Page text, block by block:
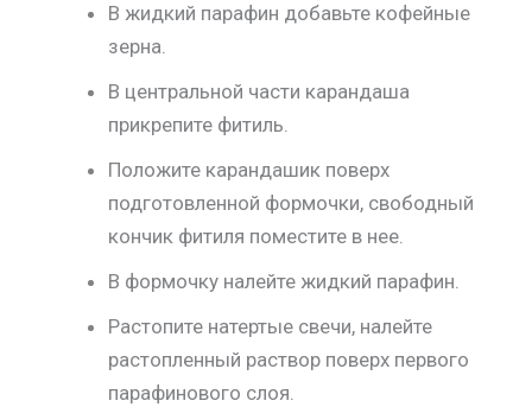
В жидкий парафин добавьте кофейные
зерна.
В центральной части карандаша
прикрепите фитиль.
Положите карандашик поверх
подготовленной формочки, свободный
кончик фитиля поместите в нее.
В формочку налейте жидкий парафин.
Растопите натертые свечи, налейте
растопленный раствор поверх первого
парафинового слоя.